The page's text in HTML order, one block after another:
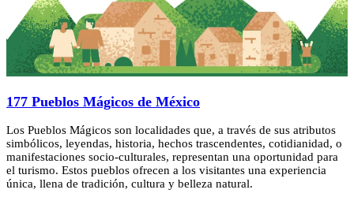
177 Pueblos Mágicos de México
Los Pueblos Mágicos son localidades que, a través de sus atributos
simbólicos, leyendas, historia, hechos trascendentes, cotidianidad, o
manifestaciones socio-culturales, representan una oportunidad para
el turismo. Estos pueblos ofrecen a los visitantes una experiencia
única, llena de tradición, cultura y belleza natural.